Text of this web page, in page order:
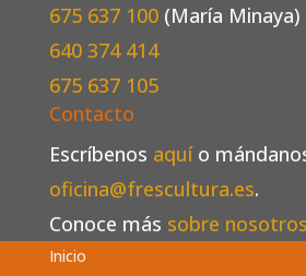
675 637 100 (María Minaya)
640 374 414
675 637 105
Contacto
Escríbenos aquío
oficina@frescultura.es.
Conoce más sobre nosotros
Inicio